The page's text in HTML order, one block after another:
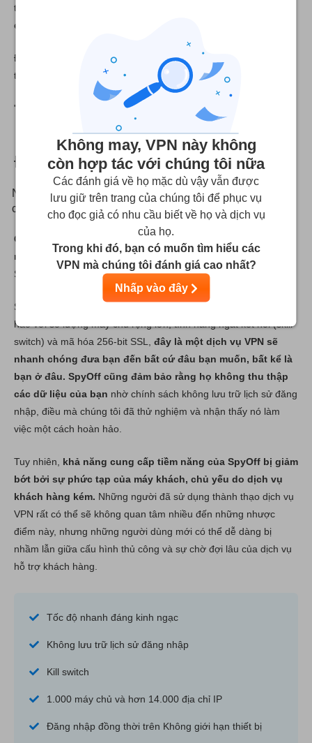
thuật hơn có thể được chuyển hướng đến tùy chọn hỗ trợ qua
email hoặc liên hệ qua biểu mẫu.
Đối với các yêu cầu chung, SpyOff cung cấp một phần Câu hỏi
thường gặp đầy đủ.
"
Điểm mấu chốt
Nhanh, đáng tin cậy và an toàn - nhưng không phải là lựa
chọn tốt nhất cho người mới bắt đầu.
Giao diện tốt và sự chú ý dành riêng cho khách hàng cũng
như đảm bảo sự riêng tư và tốc độ nhanh, đáng tin cậy.
SpyOff là một VPN tương đối tốt.
SpyOff đã vượt qua các thử nghiệm về hiệu suất làm việc. Tự
hào với số lượng máy chủ rộng lớn, tính năng ngắt kết nối (skill
switch) và mã hóa 256-bit SSL, đây là một dịch vụ VPN sẽ
nhanh chóng đưa bạn đến bất cứ đâu bạn muốn, bất kể là
bạn ở đâu. SpyOff cũng đảm bảo rằng họ không thu thập
các dữ liệu của bạn nhờ chính sách không lưu trữ lịch sử đăng
nhập, điều mà chúng tôi đã thử nghiệm và nhận thấy nó làm
việc một cách hoàn hảo.
Tuy nhiên, khả năng cung cấp tiềm năng của SpyOff bị giảm
bớt bởi sự phức tạp của máy khách, chủ yếu do dịch vụ
khách hàng kém. Những người đã sử dụng thành thạo dịch vụ
VPN rất có thể sẽ không quan tâm nhiều đến những nhược
điểm này, nhưng những người dùng mới có thể dễ dàng bị
nhầm lẫn giữa cấu hình thủ công và sự chờ đợi lâu của dịch vụ
hỗ trợ khách hàng.
Tốc độ nhanh đáng kinh ngạc
Không lưu trữ lịch sử đăng nhập
Kill switch
1.000 máy chủ và hơn 14.000 địa chỉ IP
Đăng nhập đồng thời trên Không giới hạn thiết bị
Không may, VPN này không
còn hợp tác với chúng tôi nữa
Các đánh giá về họ mặc dù vậy vẫn được
lưu giữ trên trang của chúng tôi để phục vụ
cho đọc giả có nhu cầu biết về họ và dịch vụ
của họ.
Trong khi đó, bạn có muốn tìm hiểu các
VPN mà chúng tôi đánh giá cao nhất?
Nhấp vào đây